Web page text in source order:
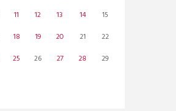
11 12 13 14
15
18 19 20 21
22
25 26 27 28
29